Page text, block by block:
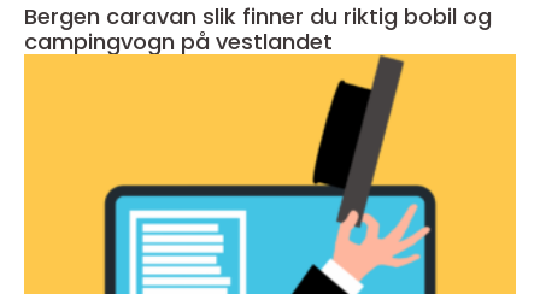
Bergen caravan slik finner du riktig bobil og
campingvogn på vestlandet